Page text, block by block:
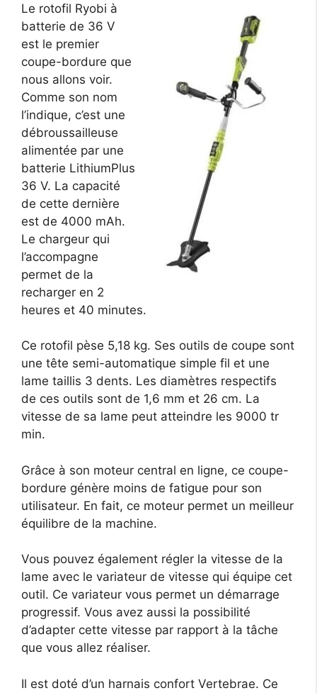
Le rotofil Ryobi à
batterie de 36 V
est le premier
coupe-bordure que
nous allons voir.
Comme son nom
l’indique, c’est une
débroussailleuse
alimentée par une
batterie LithiumPlus
36 V. La capacité
de cette dernière
est de 4000 mAh.
Le chargeur qui
l’accompagne
permet de la
recharger en 2
heures et 40 minutes.
Ce rotofil pèse 5,18 kg. Ses outils de coupe sont
une tête semi-automatique simple fil et une
lame taillis 3 dents. Les diamètres respectifs
de ces outils sont de 1,6 mm et 26 cm. La
vitesse de sa lame peut atteindre les 9000 tr
min.
Grâce à son moteur central en ligne, ce coupe-
bordure génère moins de fatigue pour son
utilisateur. En fait, ce moteur permet un meilleur
équilibre de la machine.
Vous pouvez également régler la vitesse de la
lame avec le variateur de vitesse qui équipe cet
outil. Ce variateur vous permet un démarrage
progressif. Vous avez aussi la possibilité
d’adapter cette vitesse par rapport à la tâche
que vous allez réaliser.
Il est doté d’un harnais confort Vertebrae. Ce